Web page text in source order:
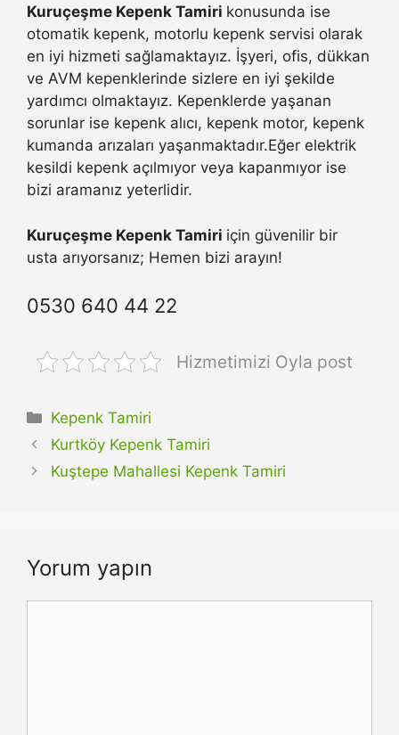
Kuruçeşme Kepenk Tamiri konusunda ise
otomatik kepenk, motorlu kepenk servisi olarak
en iyi hizmeti sağlamaktayız. İşyeri, ofis, dükkan
ve AVM kepenklerinde sizlere en iyi şekilde
yardımcı olmaktayız. Kepenklerde yaşanan
sorunlar ise kepenk alıcı, kepenk motor, kepenk
kumanda arızaları yaşanmaktadır.Eğer elektrik
kesildi kepenk açılmıyor veya kapanmıyor ise
bizi aramanız yeterlidir.
Kuruçeşme Kepenk Tamiri için güvenilir bir
usta arıyorsanız; Hemen bizi arayın!
0530 640 44 22
Hizmetimizi Oyla post
Kategoriler
Kepenk Tamiri
Kurtköy Kepenk Tamiri
Kuştepe Mahallesi Kepenk Tamiri
Yorum yapın